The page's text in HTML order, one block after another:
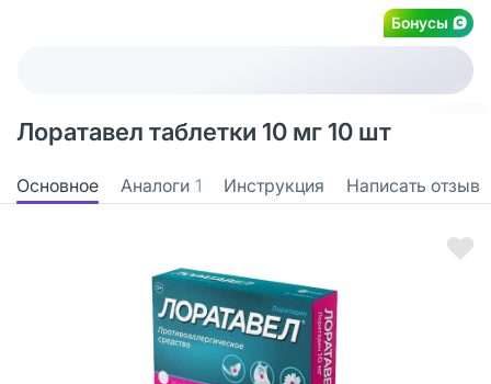
Бонусы
Лоратавел таблетки 10 мг 10 шт
Основное Аналоги 1 Инструкция Написать отзыв